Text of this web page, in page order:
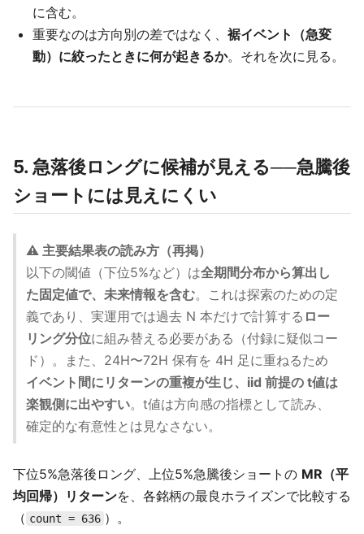
に含む。
重要なのは方向別の差ではなく、 裾イベント（急変
動）に絞ったときに何が起きるか。それを次に見る。
5. 急落後ロングに候補が見える──急騰後
ショートには見えにくい
⚠️ 主要結果表の読み方（再掲）
以下の閾値（下位5%など）は全期間分布から算出し
た固定値で、未来情報を含む。これは探索のための定
義であり、実運用では過去 N 本だけで計算する ロー
リング分位に組み替える必要がある（付録に疑似コー
ド）。また、24H〜72H 保有を 4H 足に重ねるため
イベント間にリターンの重複が生じ、iid 前提の t値は
楽観側に出やすい。t値は方向感の指標として読み、
確定的な有意性とは見なさない。
下位5%急落後ロング、上位5%急騰後ショートの MR（平
均回帰）リターンを、各銘柄の最良ホライズンで比較する
（ count = 636 ）。